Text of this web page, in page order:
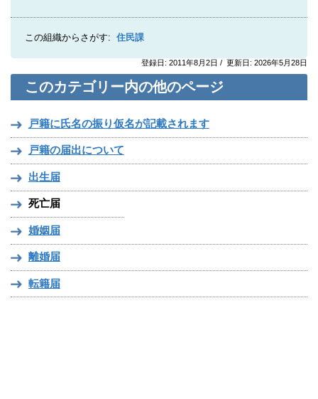
この組織からさがす: 住民課
登録日: 2011年8月2日 / 更新日: 2026年5月28日
このカテゴリー内の他のページ
戸籍に氏名の振り仮名が記載されます
戸籍の届出について
出生届
死亡届
婚姻届
離婚届
転籍届